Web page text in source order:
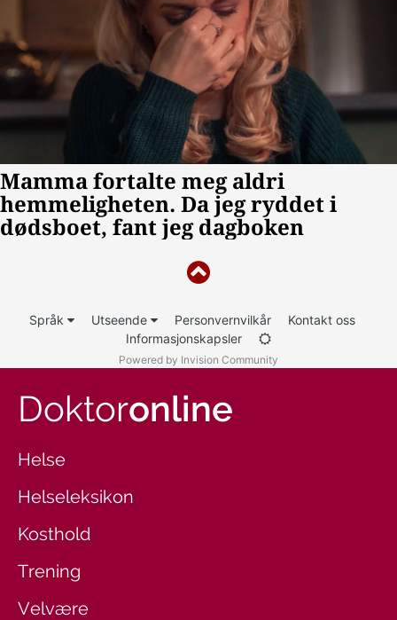
Språk Utseende Personvernvilkår
Kontakt oss
Informasjonskapsler
Powered by Invision Community
Doktoronline
Helse
Helseleksikon
Kosthold
Trening
Velvære